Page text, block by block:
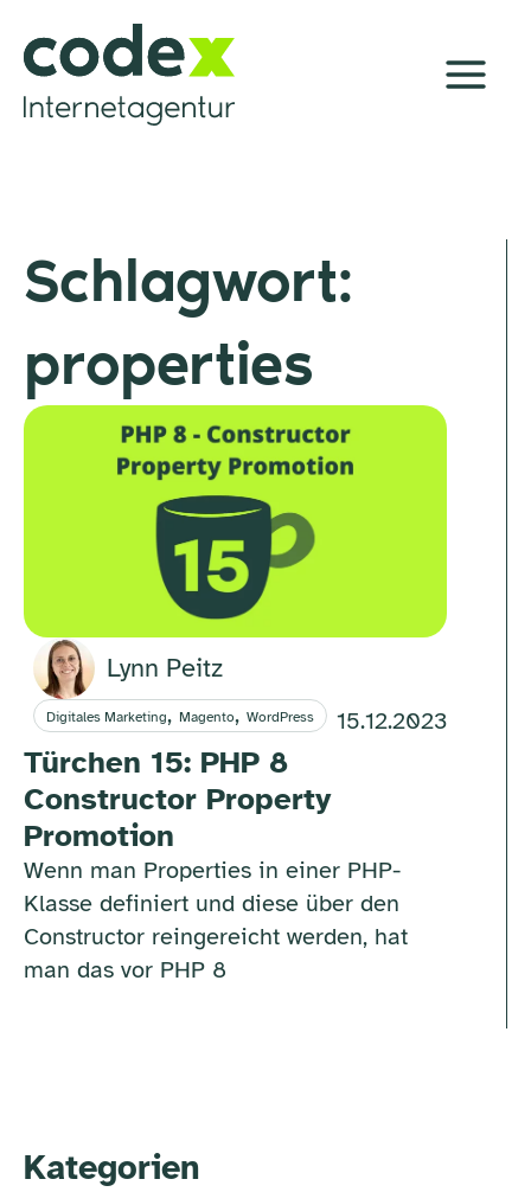
Inhalt
springen
Schlagwort:
properties
Lynn Peitz
Digitales Marketing, Magento, WordPress 15.12.2023
Türchen 15: PHP 8
Constructor Property
Promotion
Wenn man Properties in einer PHP-
Klasse definiert und diese über den
Constructor reingereicht werden, hat
man das vor PHP 8
Kategorien